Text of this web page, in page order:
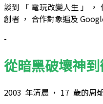
談到 「 電玩改變人生 」
創者 ， 合作對象遍及
-
從暗黑破壞神
2003 年清晨 ， 17 歲的周